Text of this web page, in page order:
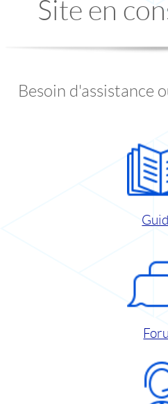
Site en
Besoin d'assistance